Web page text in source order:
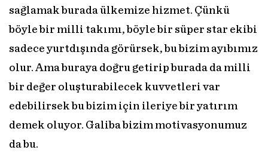
sağlamak burada ülkemize hizmet. Çünkü
böyle bir milli takımı, böyle bir süper star ekibi
sadece yurtdışında görürsek, bu bizim ayıbımız
olur. Ama buraya doğru getirip burada da milli
bir değer oluşturabilecek kuvvetleri var
edebilirsek bu bizim için ileriye bir yatırım
demek oluyor. Galiba bizim motivasyonumuz
da bu.